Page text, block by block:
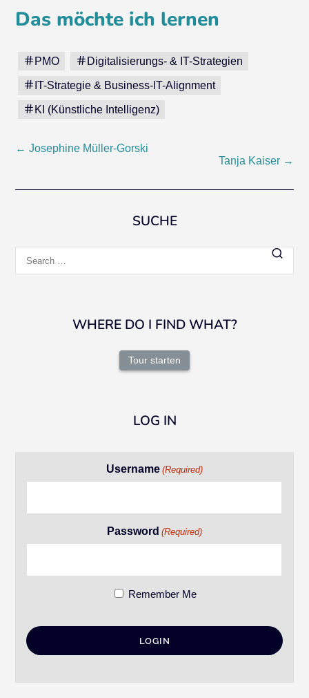
Das möchte ich lernen
PMO Digitalisierungs- & IT-Strategien
IT-Strategie & Business-IT-Alignment
KI (Künstliche Intelligenz)
Post
← Josephine Müller-Gorski
Tanja Kaiser →
SUCHE
for:
WHERE DO I FIND WHAT?
Tour starten
LOG IN
Username (Required)
Password (Required)
Remember Me